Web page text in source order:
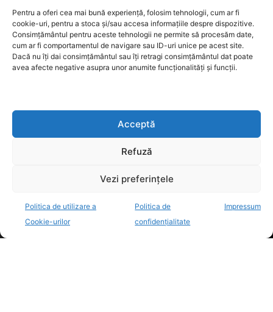
Pentru a oferi cea mai bună experiență, folosim tehnologii, cum ar fi
cookie-uri, pentru a stoca și/sau accesa informațiile despre dispozitive.
Consimțământul pentru aceste tehnologii ne permite să procesăm date,
cum ar fi comportamentul de navigare sau ID-uri unice pe acest site.
Dacă nu îți dai consimțământul sau îți retragi consimțământul dat poate
avea afecte negative asupra unor anumite funcționalități și funcții.
Acceptă
Refuză
Vezi preferințele
Politica de utilizare a
Cookie-urilor
Politica de
confidențialitate
Impressum
Politica de confidențialitate
Termeni de utilizare